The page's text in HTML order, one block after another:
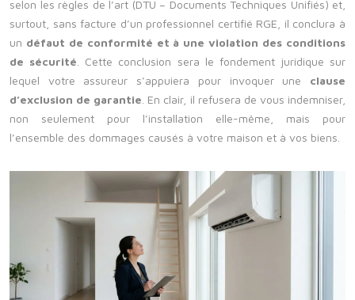
selon les règles de l’art (DTU – Documents Techniques Unifiés) et,
surtout, sans facture d’un professionnel certifié RGE, il conclura à
un défaut de conformité et à une violation des conditions
de sécurité. Cette conclusion sera le fondement juridique sur
lequel votre assureur s’appuiera pour invoquer une clause
d’exclusion de garantie. En clair, il refusera de vous indemniser,
non seulement pour l’installation elle-même, mais pour
l’ensemble des dommages causés à votre maison et à vos biens.